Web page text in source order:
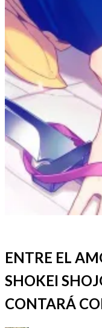
ENTRE EL
SHOKEI
CONTARÁ